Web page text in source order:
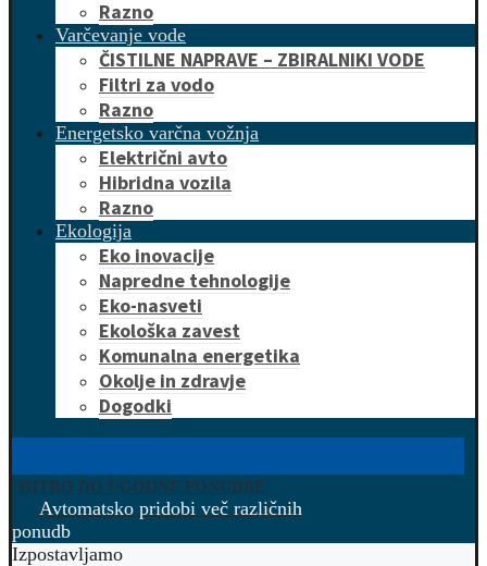
Razno
Varčevanje vode
ČISTILNE NAPRAVE – ZBIRALNIKI VODE
Filtri za vodo
Razno
Energetsko varčna vožnja
Električni avto
Hibridna vozila
Razno
Ekologija
Eko inovacije
Napredne tehnologije
Eko-nasveti
Ekološka zavest
Komunalna energetika
Okolje in zdravje
Dogodki
HITRO DO UGODNE PONUDBE
Avtomatsko pridobi več različnih
ponudb
Izpostavljamo